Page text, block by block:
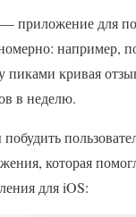
приложение для
например,
кривая
в неделю.
которая
для iOS: